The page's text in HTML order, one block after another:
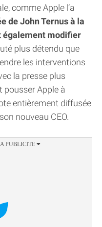
comme Apple l’a
de John Ternus à la
également modifier
plus détendu que
les interventions
la presse plus
pousser Apple à
entièrement diffusée
nouveau CEO.